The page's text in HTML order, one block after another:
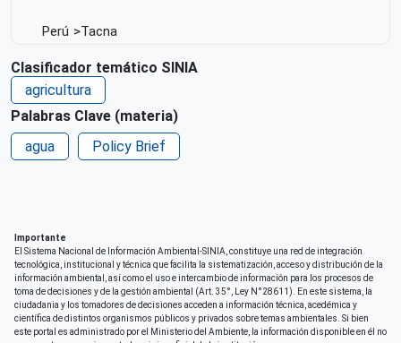
Perú Tacna
Fecha de publicación
Mié, 03/12/2025 - 12:00
Responsable de la publicación del contenido
(Editorial)
Español
País de origen de la Publicación o Recurso
Perú
Correo electrónico
Clasificador temático SINIA
agricultura
Palabras Clave (materia)
agua
Policy Brief
Importante
El Sistema Nacional de Información Ambiental-SINIA, constituye una red de integración
tecnológica, institucional y técnica que facilita la sistematización, acceso y distribución de la
información ambiental, así como el uso e intercambio de información para los procesos de
toma de decisiones y de la gestión ambiental (Art. 35°, Ley N°28611). En este sistema, la
ciudadania y los tomadores de decisiones acceden a información técnica, acedémica y
científica de distintos organismos públicos y privados sobre temas ambientales. Si bien
este portal es administrado por el Ministerio del Ambiente, la información disponible en él no